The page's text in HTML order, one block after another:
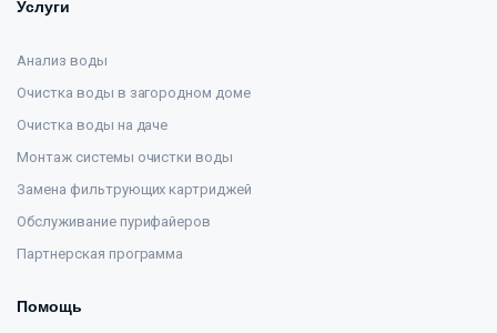
Услуги
Анализ воды
Очистка воды в загородном доме
Очистка воды на даче
Монтаж системы очистки воды
Замена фильтрующих картриджей
Обслуживание пурифайеров
Партнерская программа
Помощь